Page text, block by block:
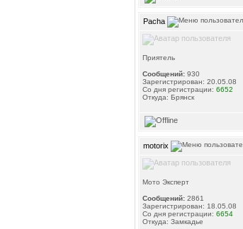
Pacha
Приятель
Сообщений: 930
Зарегистрирован: 20.05.08
Со дня регистрации: 6652
Откуда: Брянск
motorix
Мото Эксперт
Сообщений: 2861
Зарегистрирован: 18.05.08
Со дня регистрации: 6654
Откуда: Замкадье